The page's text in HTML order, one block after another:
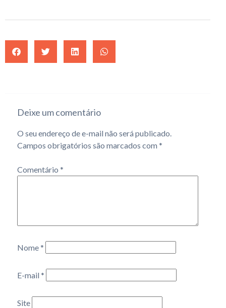
Deixe um comentário
O seu endereço de e-mail não será publicado.
Campos obrigatórios são marcados com *
Comentário *
Nome*
E-mail *
Site